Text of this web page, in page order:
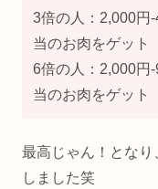
3倍の人：2,000円
当のお肉をゲット
6倍の人：2,000円
当のお肉をゲット
最高じゃん！とな
しました笑